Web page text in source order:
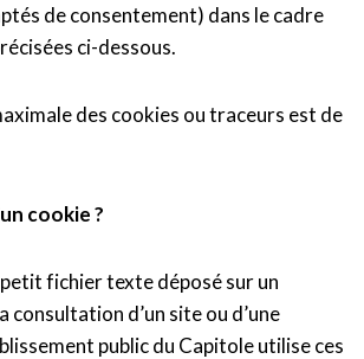
de consentement) dans le cadre
ci-dessous.
des cookies ou traceurs est de
cookie ?
fichier texte déposé sur un
consultation d’un site ou d’une
public du Capitole utilise ces